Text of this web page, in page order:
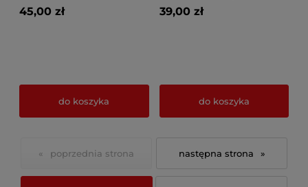
45,00 zł
do koszyka
39,00 zł
do koszyka
« »